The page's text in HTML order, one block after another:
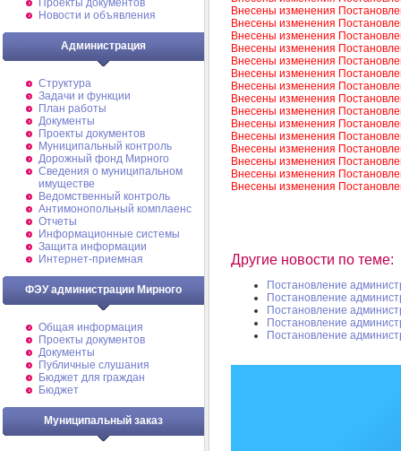
Проекты документов
Новости и объявления
Администрация
Структура
Задачи и функции
План работы
Документы
Проекты документов
Муниципальный контроль
Дорожный фонд Мирного
Cведения о муниципальном
имуществе
Ведомственный контроль
Антимонопольный комплаенс
Отчеты
Информационные системы
Защита информации
Интернет-приемная
ФЭУ администрации Мирного
Общая информация
Проекты документов
Документы
Публичные слушания
Бюджет для граждан
Бюджет
Муниципальный заказ
Внесены изменения
Внесены изменения
Внесены изменения
Внесены изменения
Внесены изменения
Внесены изменения
Внесены изменения
Внесены изменения
Внесены изменения
Внесены изменения
Внесены изменения
Внесены изменения
Внесены изменения
Внесены изменения
Внесены изменения
Другие новости по теме:
Постановление
Постановление
Постановление
Постановление
Постановление